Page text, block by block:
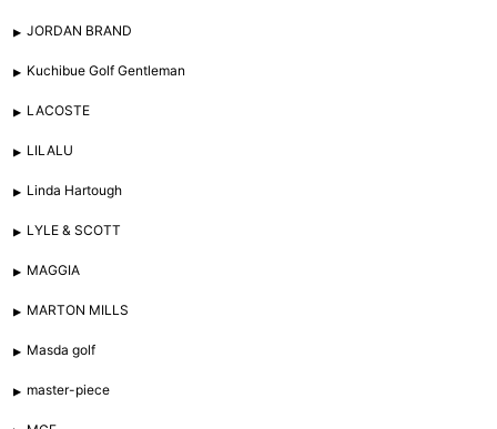
JORDAN BRAND
Kuchibue Golf Gentleman
LACOSTE
LILALU
Linda Hartough
LYLE & SCOTT
MAGGIA
MARTON MILLS
Masda golf
master-piece